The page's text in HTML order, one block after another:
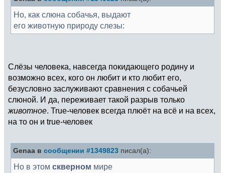
Но, как слюна собачья, выдают
его животную природу слезы:
Слёзы человека, навсегда покидающего родину и
возможно всех, кого он любит и кто любит его,
безусловно заслуживают сравнения с собачьей
слюной. И да, переживает такой разрыв только
животное. True-человек всегда плюёт на всё и на всех,
на то он и true-человек
Genaa в сообщении #1349823 писал(а):
Но в этом скверном мире